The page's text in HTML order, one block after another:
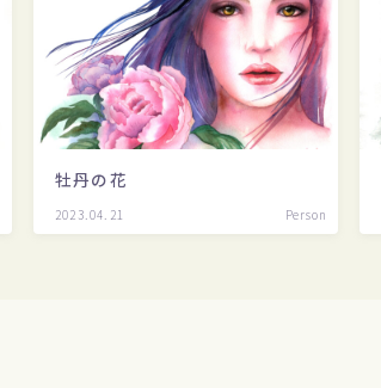
牡丹の花
2023.04.21 Person